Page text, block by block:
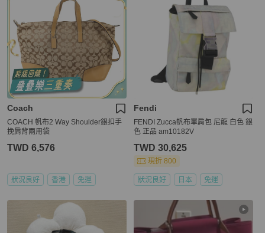
Coach
COACH 帆布2 Way Shoulder銀扣手
挽肩背兩用袋
TWD 6,576
狀況良好 香港 免運
Fendi
FENDI Zucca帆布單肩包 尼龍 白色 銀
色 正品 am10182V
TWD 30,625
現折 800
狀況良好 日本 免運